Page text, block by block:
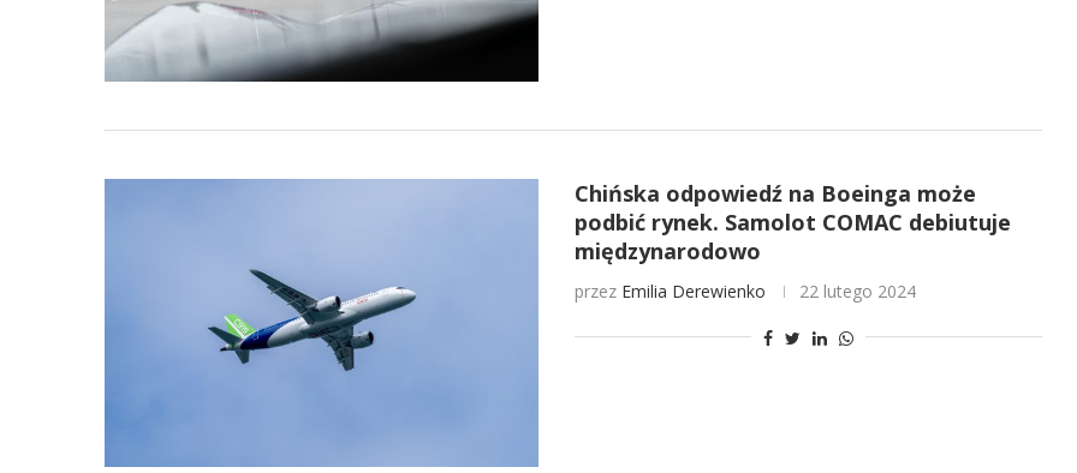
Chińska odpowiedź na Boeinga może
podbić rynek. Samolot COMAC debiutuje
międzynarodowo
przez Emilia Derewienko 22 lutego 2024